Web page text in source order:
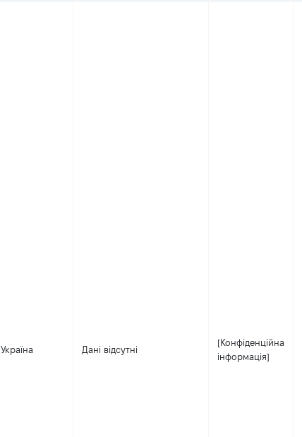
Україна Дані відсутні
[Конфіденційна
інформація]